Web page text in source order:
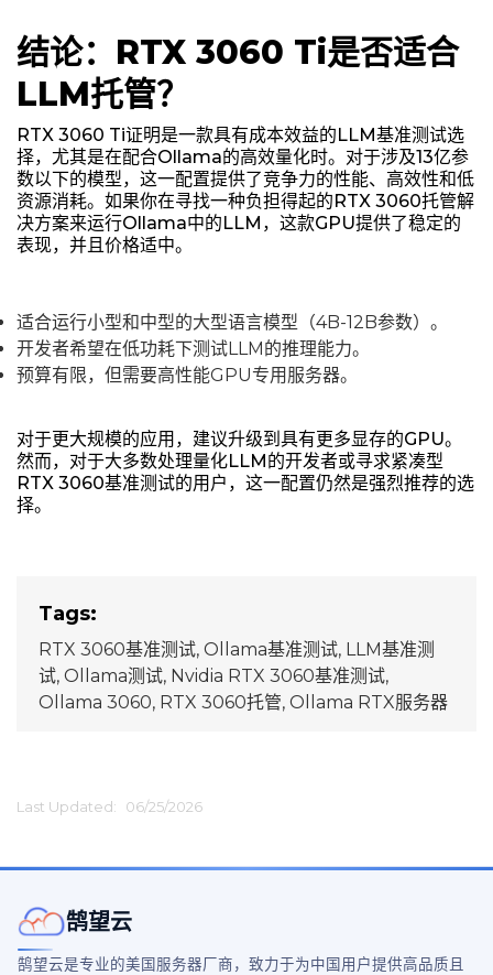
结论：RTX 3060 Ti是否适合
LLM托管？
RTX 3060 Ti证明是一款具有成本效益的LLM基准测试选
择，尤其是在配合Ollama的高效量化时。对于涉及13亿参
数以下的模型，这一配置提供了竞争力的性能、高效性和低
资源消耗。如果你在寻找一种负担得起的RTX 3060托管解
决方案来运行Ollama中的LLM，这款GPU提供了稳定的
表现，并且价格适中。
适合运行小型和中型的大型语言模型（4B-12B参数）。
开发者希望在低功耗下测试LLM的推理能力。
预算有限，但需要高性能GPU专用服务器。
对于更大规模的应用，建议升级到具有更多显存的GPU。
然而，对于大多数处理量化LLM的开发者或寻求紧凑型
RTX 3060基准测试的用户，这一配置仍然是强烈推荐的选
择。
Tags:
RTX 3060基准测试, Ollama基准测试, LLM基准测
试, Ollama测试, Nvidia RTX 3060基准测试,
Ollama 3060, RTX 3060托管, Ollama RTX服务器
Last Updated: 06/25/2026
鹄望云
鹄望云是专业的美国服务器厂商，致力于为中国用户提供高品质且